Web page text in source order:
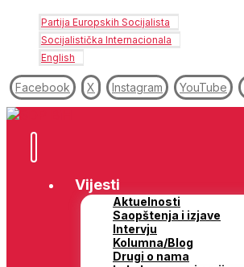
Partija Europskih Socijalista
Socijalistička Internacionala
English
Facebook X Instagram YouTube
Vijesti
Aktuelnosti
Saopštenja i izjave
Intervju
Kolumna/Blog
Drugi o nama